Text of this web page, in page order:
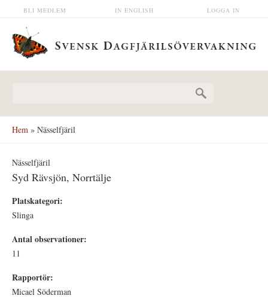
Hoppa till huvudinnehåll LOGGA IN
IN ENGLISH
BLI MEDLEM
Hem » Nässelfjäril
Nässelfjäril
Syd Rävsjön, Norrtälje
Platskategori:
Slinga
Antal observationer:
11
Rapportör:
Micael Söderman